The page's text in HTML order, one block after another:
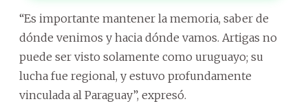
“Es importante mantener la memoria, saber de
dónde venimos y hacia dónde vamos. Artigas no
puede ser visto solamente como uruguayo; su
lucha fue regional, y estuvo profundamente
vinculada al Paraguay”, expresó.